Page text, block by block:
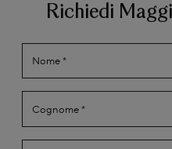
Richiedi